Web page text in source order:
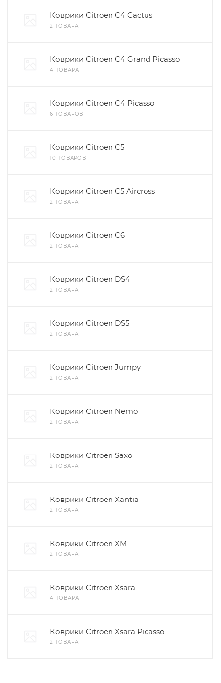
Коврики Citroen C4 Cactus
2 ТОВАРА
Коврики Citroen C4 Grand Picasso
4 ТОВАРА
Коврики Citroen C4 Picasso
6 ТОВАРОВ
Коврики Citroen C5
10 ТОВАРОВ
Коврики Citroen C5 Aircross
2 ТОВАРА
Коврики Citroen C6
2 ТОВАРА
Коврики Citroen DS4
2 ТОВАРА
Коврики Citroen DS5
2 ТОВАРА
Коврики Citroen Jumpy
2 ТОВАРА
Коврики Citroen Nemo
2 ТОВАРА
Коврики Citroen Saxo
2 ТОВАРА
Коврики Citroen Xantia
2 ТОВАРА
Коврики Citroen XM
2 ТОВАРА
Коврики Citroen Xsara
4 ТОВАРА
Коврики Citroen Xsara Picasso
2 ТОВАРА